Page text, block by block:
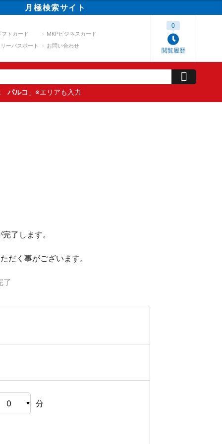
月極検索サイト
フトカード
MKPビジネスカード
ーパスポート
お問い合わせ
閲覧履歴
0
パルコ 」※エリアも入力
了します。
だく事がございます。
了
分